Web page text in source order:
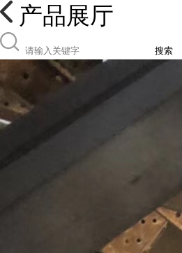
产品展厅
搜索